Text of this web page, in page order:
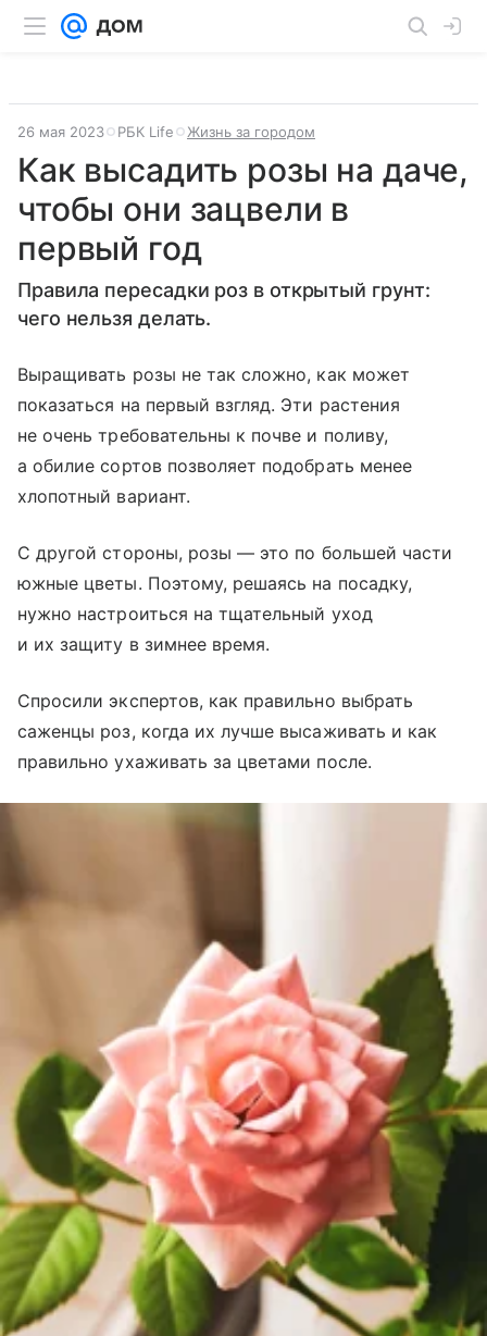
26 мая 2023 РБК Life Жизнь за городом
Как высадить розы на даче,
чтобы они зацвели в
первый год
Правила пересадки роз в открытый грунт:
чего нельзя делать.
Выращивать розы не так сложно, как может
показаться на первый взгляд. Эти растения
не очень требовательны к почве и поливу,
а обилие сортов позволяет подобрать менее
хлопотный вариант.
С другой стороны, розы — это по большей части
южные цветы. Поэтому, решаясь на посадку,
нужно настроиться на тщательный уход
и их защиту в зимнее время.
Спросили экспертов, как правильно выбрать
саженцы роз, когда их лучше высаживать и как
правильно ухаживать за цветами после.